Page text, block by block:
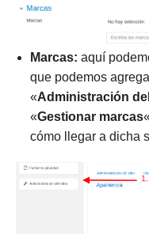
Marcas: aquí
que podemos
«Administración
«Gestionar marcas
cómo llegar a dicha